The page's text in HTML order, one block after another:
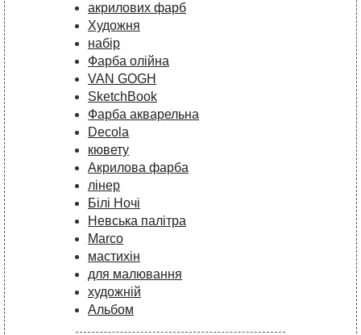
акрилових фарб
Художня
набір
Фарба олійна
VAN GOGH
SketchBook
Фарба акварельна
Decola
кювету
Акрилова фарба
лінер
Білі Ночі
Невська палітра
Marco
мастихін
для малювання
художній
Альбом